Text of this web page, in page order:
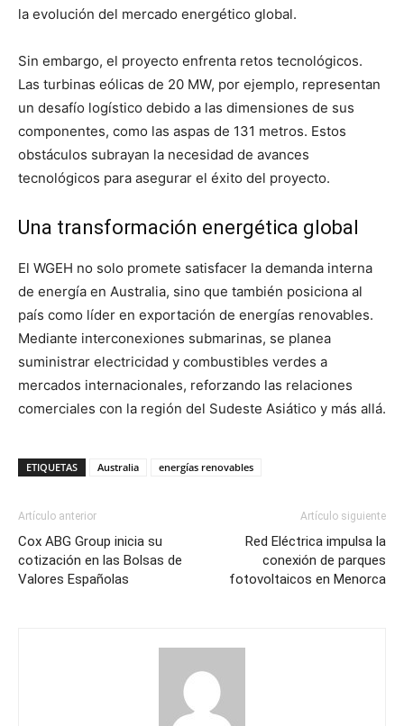
la evolución del mercado energético global.
Sin embargo, el proyecto enfrenta retos tecnológicos.
Las turbinas eólicas de 20 MW, por ejemplo, representan
un desafío logístico debido a las dimensiones de sus
componentes, como las aspas de 131 metros. Estos
obstáculos subrayan la necesidad de avances
tecnológicos para asegurar el éxito del proyecto.
Una transformación energética global
El WGEH no solo promete satisfacer la demanda interna
de energía en Australia, sino que también posiciona al
país como líder en exportación de energías renovables.
Mediante interconexiones submarinas, se planea
suministrar electricidad y combustibles verdes a
mercados internacionales, reforzando las relaciones
comerciales con la región del Sudeste Asiático y más allá.
ETIQUETAS Australia energías renovables
Artículo anterior
Cox ABG Group inicia su
cotización en las Bolsas de
Valores Españolas
Artículo siguiente
Red Eléctrica impulsa la
conexión de parques
fotovoltaicos en Menorca